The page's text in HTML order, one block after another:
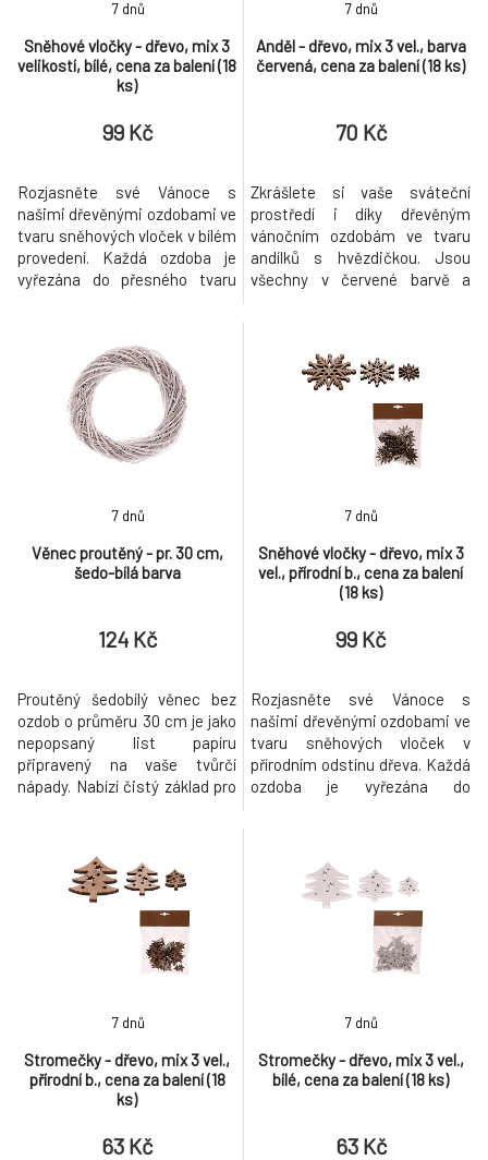
cena za balení (12 ks)
124 Kč
Kulaté skleněné ozdoby - pr. 4 cm, krémové,
cena za balení (18 ks)
160 Kč
Sněhové vločky - dřevo, mix 3
velikostí, bílé, cena za balení (18
ks)
7 dnů
99 Kč
Rozjasněte své Vánoce s
našimi dřevěnými ozdobami ve
tvaru sněhových vloček v bílém
provedení. Každá ozdoba je
vyřezána do přesného tvaru
šarm. V jednom balení najdete
mix tří velikostí, ve kterém
najdete celkem 18 kusů těchto
drobných dekorací. Ocení je
zejména ti, kteří si rádi
Anděl - dřevo, mix 3 vel., barva
červená, cena za balení (18 ks)
7 dnů
70 Kč
Zkrášlete si vaše sváteční
prostředí i díky dřevěným
vánočním ozdobám ve tvaru
andílků s hvězdičkou. Jsou
všechny v červené barvě a
dekorativních schopnostech
každého z vás, jak s těmito
ozdobami naloží. Každopádně
jsou výborným základem pro
Věnec proutěný - pr. 30 cm,
šedo-bílá barva
7 dnů
124 Kč
Proutěný šedobílý věnec bez
ozdob o průměru 30 cm je jako
nepopsaný list papíru
připravený na vaše tvůrčí
nápady. Nabízí čistý základ pro
ohebného proutí, což zajišťuje
trvanlivost a pevnost. Je
ideálním výchozím bodem pro
vytvoření vlastního
jedinečného dekoru. Použít ho
Sněhové vločky - dřevo, mix 3
vel., přírodní b., cena za balení
(18 ks)
7 dnů
99 Kč
Rozjasněte své Vánoce s
našimi dřevěnými ozdobami ve
tvaru sněhových vloček v
přírodním odstínu dřeva. Každá
ozdoba je vyřezána do
balení najdete mix tří velikostí,
ve kterém najdete celkem 18
kusů těchto drobných dekorací.
Ocení je zejména ti, kteří
Stromečky - dřevo, mix 3 vel.,
přírodní b., cena za balení (18
ks)
7 dnů
63 Kč
Stromečky - dřevo, mix 3 vel.,
bílé, cena za balení (18 ks)
7 dnů
63 Kč